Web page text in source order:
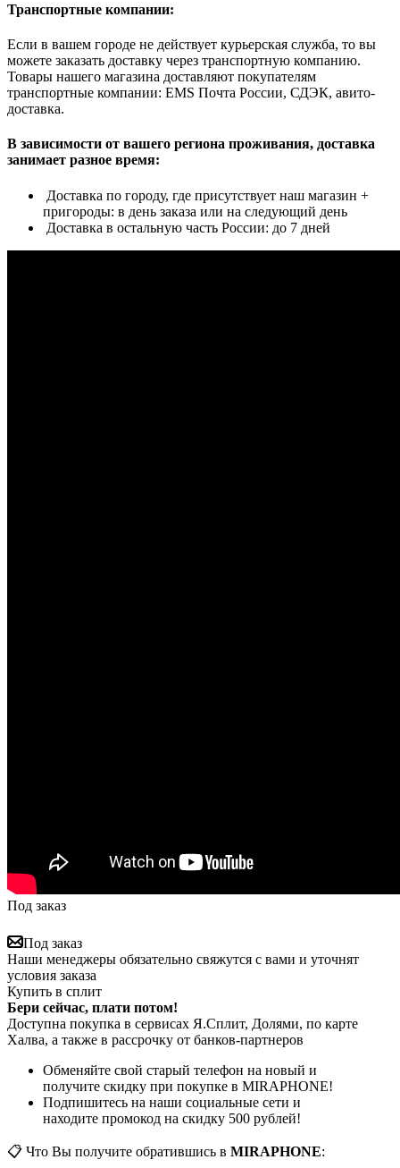
Транспортные компании:
Если в вашем городе не действует курьерская служба, то вы
можете заказать доставку через транспортную компанию.
Товары нашего магазина доставляют покупателям
транспортные компании: EMS Почта России, СДЭК, авито-
доставка.
В зависимости от вашего региона проживания, доставка
занимает разное время:
Доставка по городу, где присутствует наш магазин +
пригороды: в день заказа или на следующий день
Доставка в остальную часть России: до 7 дней
Под заказ
Под заказ
Наши менеджеры обязательно свяжутся с вами и уточнят
условия заказа
Купить в сплит
Бери сейчас, плати потом!
Доступна покупка в сервисах Я.Сплит, Долями, по карте
Халва, а также в рассрочку от банков-партнеров
Обменяйте свой старый телефон на новый и
получите скидку при покупке в MIRAPHONE!
Подпишитесь на наши социальные сети и
находите промокод на скидку 500 рублей!
📋 Что Вы получите обратившись в MIRAPHONE: